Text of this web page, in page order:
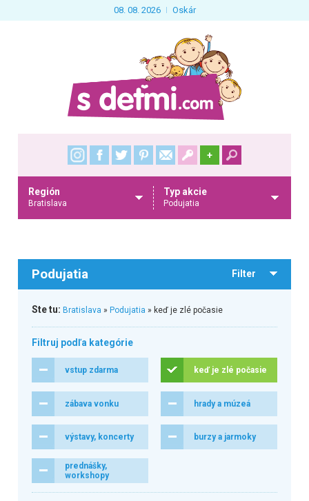
08. 08. 2026 Oskár
+
Región
Bratislava
Typ akcie
Podujatia
Podujatia Filter
Ste tu: Bratislava » Podujatia » keď je zlé počasie
Filtruj podľa kategórie
vstup zdarma keď je zlé počasie
zábava vonku hrady a múzeá
výstavy, koncerty burzy a jarmoky
prednášky,
workshopy